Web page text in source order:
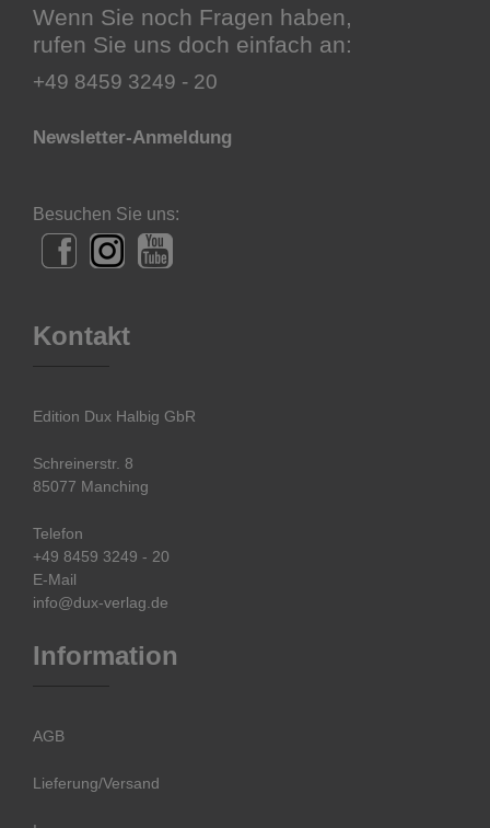
Wenn Sie noch Fragen haben,
rufen Sie uns doch einfach an:
+49 8459 3249 - 20
Newsletter-Anmeldung
Besuchen Sie uns:
Kontakt
Edition Dux Halbig GbR
Schreinerstr. 8
85077 Manching
Telefon
+49 8459 3249 - 20
E-Mail
info@dux-verlag.de
Information
AGB
Lieferung/Versand